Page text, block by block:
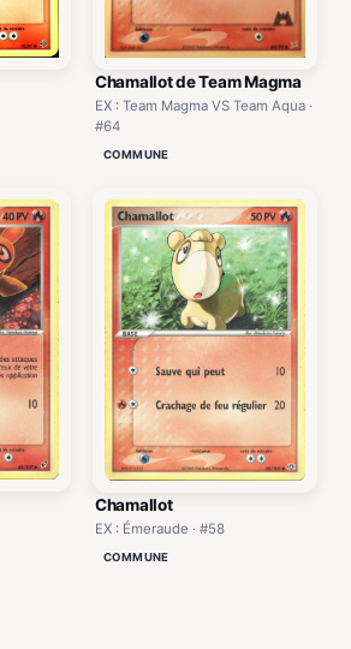
Chamallot de Team Magma
EX : Team Magma VS Team Aqua ·
#64
COMMUNE
Chamallot
EX : Émeraude · #58
COMMUNE